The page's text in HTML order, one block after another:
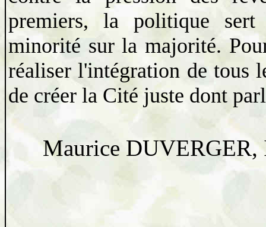
premiers, la politique
minorité sur la majorité.
réaliser l'intégration de tous
de créer la Cité juste dont
Maurice